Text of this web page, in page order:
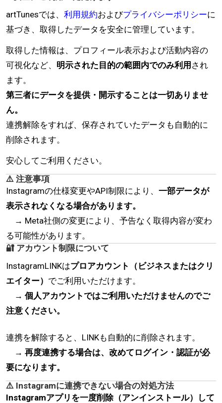
artTunesでは、 利用規約およびプライバシーポリシーに
基づき、取得したデータを安全に管理しています。
取得した情報は、プロフィール表示および活動内容の
可視化など、 明示された目的の範囲内でのみ利用 され
ます。
第三者にデータを提供・開示することは一切ありませ
ん。
連携解除をすれば、保存されていたデータも自動的に
削除されます。
安心してご利用ください。
⚠️ 注意事項
Instagramの仕様変更やAPI制限により、 一部データが
表示されなくなる場合があります。
→ Meta社側の変更により、予告なく取得内容が変わ
る可能性があります。
🔐 アカウント制限について
InstagramLINKはプロアカウント（ビジネスまたはクリ
エイター） でご利用いただけます。
→ 個人アカウントではご利用いただけませんのでご
注意ください。
連携を解除すると、LINKも自動的に削除されます。
→ 再度連携する場合は、改めてログイン・認証が必
要になります。
⚠️ Instagramに連携できない場合の対処方法
Instagramアプリを一度削除（アンインストール）して